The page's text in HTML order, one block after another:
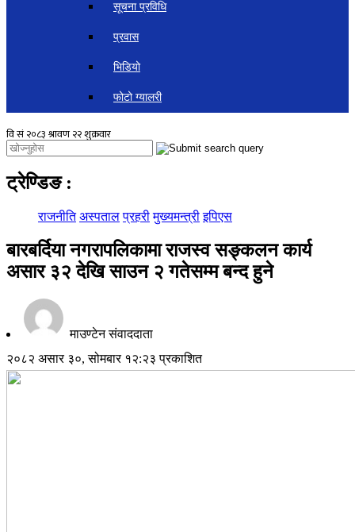
सूचना प्रविधि
प्रवास
भिडियो
फोटो ग्यालरी
ट्रेण्डिङ :
राजनीति अस्पताल प्रहरी मुख्यमन्त्री इपिएस
बारबर्दिया नगरापलिकामा राजस्व सङ्कलन कार्य
असार ३२ देखि साउन २ गतेसम्म बन्द हुने
माउण्टेन संवाददाता
२०८२ असार ३०, सोमबार १२:२३ प्रकाशित